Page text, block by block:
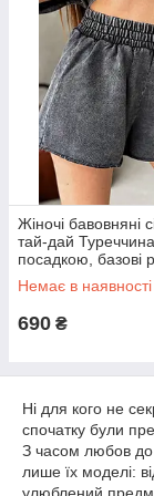
Жіночі бавовняні
тай-дай
посадкою, базові
шорти для літа
Немає в наявності
690 ₴
Ні для кого не
спочатку були
З часом любов до
лише їх моделі: